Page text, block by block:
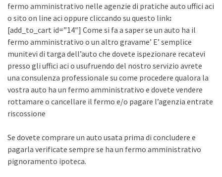
fermo amministrativo nelle agenzie di pratiche auto uffici aci
o sito on line aci oppure cliccando su questo link:
[add_to_cart id=”14″] Come si fa a saper se un auto ha il
fermo amministrativo o un altro gravame’ E’ semplice
munitevi di targa dell’auto che dovete ispezionare recatevi
presso gli uffici aci o usufruendo del nostro servizio avrete
una consulenza professionale su come procedere qualora la
vostra auto ha un fermo amministrativo e dovete vendere
rottamare o cancellare il fermo e/o pagare l’agenzia entrate
riscossione
Se dovete comprare un auto usata prima di concludere e
pagarla verificate sempre se ha un fermo amministrativo
pignoramento ipoteca.